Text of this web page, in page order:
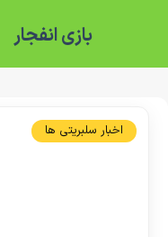
بازی انفجار
اخبار سلبریتی ها